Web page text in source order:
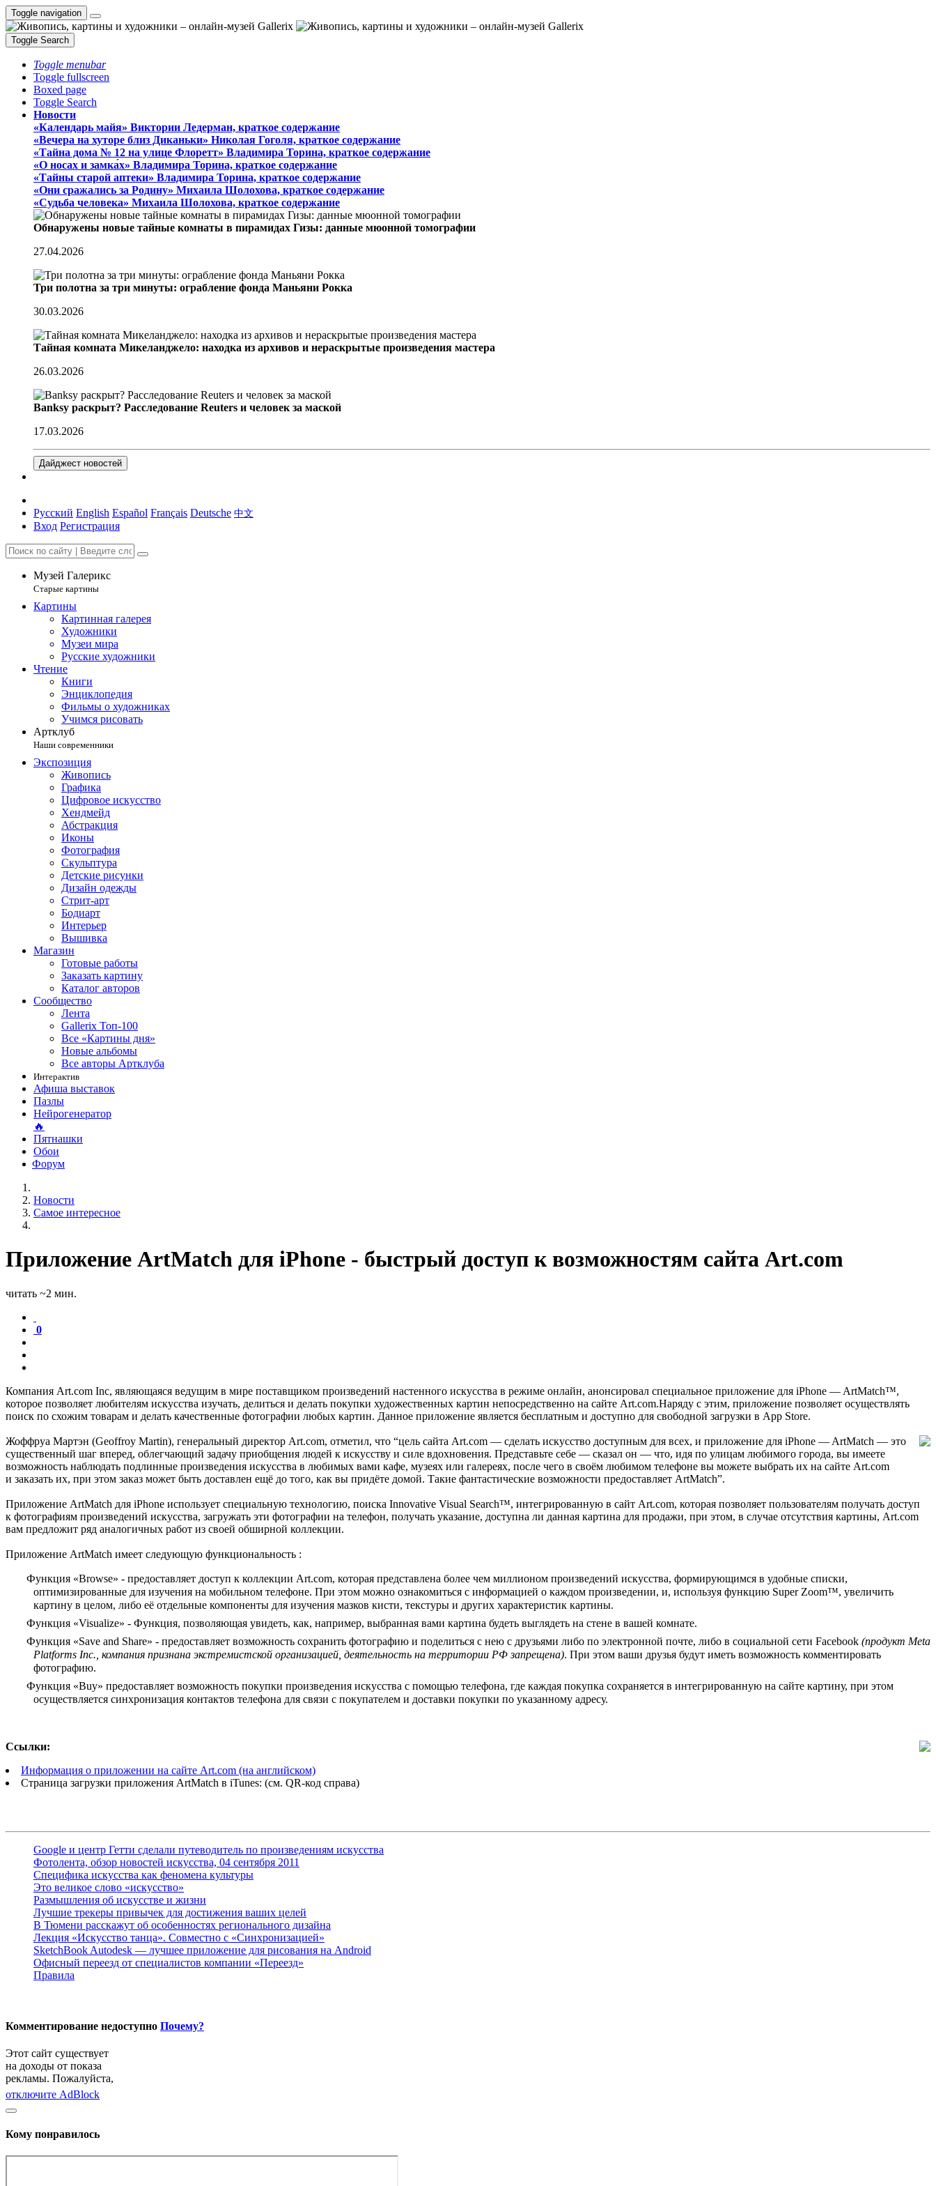
Toggle navigation
Toggle Search
Toggle menubar
Toggle fullscreen
Boxed page
Toggle Search
Новости
«Календарь майя» Виктории Ледерман, краткое содержание
«Вечера на хуторе близ Диканьки» Николая Гоголя, краткое содержание
«Тайна дома № 12 на улице Флоретт» Владимира Торина, краткое содержание
«О носах и замка́х» Владимира Торина, краткое содержание
«Тайны старой аптеки» Владимира Торина, краткое содержание
«Они сражались за Родину» Михаила Шолохова, краткое содержание
«Судьба человека» Михаила Шолохова, краткое содержание
Обнаружены новые тайные комнаты в пирамидах Гизы: данные мюонной томографии
27.04.2026
Три полотна за три минуты: ограбление фонда Маньяни Рокка
30.03.2026
Тайная комната Микеланджело: находка из архивов и нераскрытые произведения мастера
26.03.2026
Banksy раскрыт? Расследование Reuters и человек за маской
17.03.2026
Дайджест новостей
Русский English Español Français Deutsche 中文
Вход Регистрация
Музей Галерикс
Старые картины
Картины
Картинная галерея
Художники
Музеи мира
Русские художники
Чтение
Книги
Энциклопедия
Фильмы о художниках
Учимся рисовать
Артклуб
Наши современники
Экспозиция
Живопись
Графика
Цифровое искусство
Хендмейд
Абстракция
Иконы
Фотография
Скульптура
Детские рисунки
Дизайн одежды
Стрит-арт
Бодиарт
Интерьер
Вышивка
Магазин
Готовые работы
Заказать картину
Каталог авторов
Сообщество
Лента
Gallerix Топ-100
Все «Картины дня»
Новые альбомы
Все авторы Артклуба
Интерактив
Афиша выставок
Пазлы
Нейрогенератор
🔥
Пятнашки
Обои
Форум
Новости
Самое интересное
Приложение ArtMatch для iPhone - быстрый доступ к возможностям сайта Art.com
читать ~2 мин.
0
Компания Art.com Inc, являющаяся ведущим в мире поставщиком произведений настенного искусства в режиме онлайн, анонсировал специальное приложение для iPhone — ArtMatch™,
которое позволяет любителям искусства изучать, делиться и делать покупки художественных картин непосредственно на сайте Art.com.Наряду с этим, приложение позволяет осуществлять
поиск по схожим товарам и делать качественные фотографии любых картин. Данное приложение является бесплатным и доступно для свободной загрузки в App Store.
Жоффруа Мартэн (Geoffroy Martin), генеральный директор Art.com, отметил, что “цель сайта Art.com — сделать искусство доступным для всех, и приложение для iPhone — ArtMatch — это
существенный шаг вперед, облегчающий задачу приобщения людей к искусству и силе вдохновения. Представьте себе — сказал он — что, идя по улицам любимого города, вы имеете
возможность наблюдать подлинные произведения искусства в любимых вами кафе, музеях или галереях, после чего в своём любимом телефоне вы можете выбрать их на сайте Art.com
и заказать их, при этом заказ может быть доставлен ещё до того, как вы придёте домой. Такие фантастические возможности предоставляет ArtMatch”.
Приложение ArtMatch для iPhone использует специальную технологию, поиска Innovative Visual Search™, интегрированную в сайт Art.com, которая позволяет пользователям получать доступ
к фотографиям произведений искусства, загружать эти фотографии на телефон, получать указание, доступна ли данная картина для продажи, при этом, в случае отсутствия картины, Art.com
вам предложит ряд аналогичных работ из своей обширной коллекции.
Приложение ArtMatch имеет следующую функциональность :
Функция «Browse» - предоставляет доступ к коллекции Art.com, которая представлена более чем миллионом произведений искусства, формирующимся в удобные списки,
оптимизированные для изучения на мобильном телефоне. При этом можно ознакомиться с информацией о каждом произведении, и, используя функцию Super Zoom™, увеличить
картину в целом, либо её отдельные компоненты для изучения мазков кисти, текстуры и других характеристик картины.
Функция «Visualize» - Функция, позволяющая увидеть, как, например, выбранная вами картина будеть выглядеть на стене в вашей комнате.
Функция «Save and Share» - предоставляет возможность сохранить фотографию и поделиться с нею с друзьями либо по электронной почте, либо в социальной сети Facebook (продукт Meta
Platforms Inc., компания признана экстремистской организацией, деятельность на территории РФ запрещена). При этом ваши друзья будут иметь возможность комментировать
фотографию.
Функция «Buy» предоставляет возможность покупки произведения искусства с помощью телефона, где каждая покупка сохраняется в интегрированную на сайте картину, при этом
осуществляется синхронизация контактов телефона для связи с покупателем и доставки покупки по указанному адресу.
Ссылки:
Информация о приложении на сайте Art.com (на английском)
Страница загрузки приложения ArtMatch в iTunes: (см. QR-код справа)
Google и центр Гетти сделали путеводитель по произведениям искусства
Фотолента, обзор новостей искусства, 04 сентября 2011
Специфика искусства как феномена культуры
Это великое слово «искусство»
Размышления об искусстве и жизни
Лучшие трекеры привычек для достижения ваших целей
В Тюмени расскажут об особенностях регионального дизайна
Лекция «Искусство танца». Совместно с «Синхронизацией»
SketchBook Autodesk — лучшее приложение для рисования на Android
Офисный переезд от специалистов компании «Переезд»
Правила
Комментирование недоступно Почему?
Этот сайт существует
на доходы от показа
рекламы. Пожалуйста,
отключите AdBlock
Кому понравилось